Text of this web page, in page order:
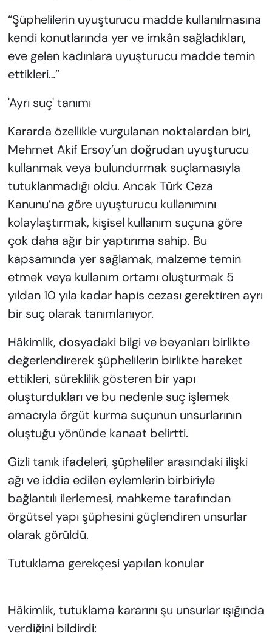
“Şüphelilerin uyuşturucu madde kullanılmasına
kendi konutlarında yer ve imkân sağladıkları,
eve gelen kadınlara uyuşturucu madde temin
ettikleri…”
'Ayrı suç' tanımı
Kararda özellikle vurgulanan noktalardan biri,
Mehmet Akif Ersoy’un doğrudan uyuşturucu
kullanmak veya bulundurmak suçlamasıyla
tutuklanmadığı oldu. Ancak Türk Ceza
Kanunu’na göre uyuşturucu kullanımını
kolaylaştırmak, kişisel kullanım suçuna göre
çok daha ağır bir yaptırıma sahip. Bu
kapsamında yer sağlamak, malzeme temin
etmek veya kullanım ortamı oluşturmak 5
yıldan 10 yıla kadar hapis cezası gerektiren ayrı
bir suç olarak tanımlanıyor.
Hâkimlik, dosyadaki bilgi ve beyanları birlikte
değerlendirerek şüphelilerin birlikte hareket
ettikleri, süreklilik gösteren bir yapı
oluşturdukları ve bu nedenle suç işlemek
amacıyla örgüt kurma suçunun unsurlarının
oluştuğu yönünde kanaat belirtti.
Gizli tanık ifadeleri, şüpheliler arasındaki ilişki
ağı ve iddia edilen eylemlerin birbiriyle
bağlantılı ilerlemesi, mahkeme tarafından
örgütsel yapı şüphesini güçlendiren unsurlar
olarak görüldü.
Tutuklama gerekçesi yapılan konular
Hâkimlik, tutuklama kararını şu unsurlar ışığında
verdiğini bildirdi: